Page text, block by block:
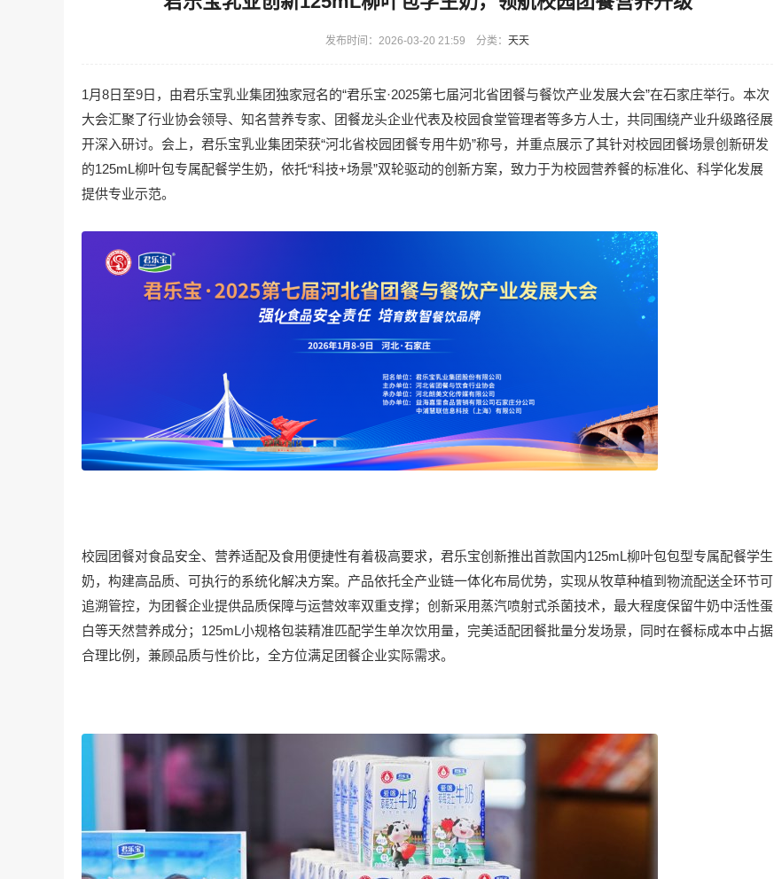
发布时间：2026-03-20 21:59 分类： 天天
1月8日至9日，由君乐宝乳业集团独家冠名的“君乐宝·2025第七届河北省团餐与餐饮产业发展大会”在石家庄举行。本次
大会汇聚了行业协会领导、知名营养专家、团餐龙头企业代表及校园食堂管理者等多方人士，共同围绕产业升级路径展
开深入研讨。会上，君乐宝乳业集团荣获“河北省校园团餐专用牛奶”称号，并重点展示了其针对校园团餐场景创新研发
的125mL柳叶包专属配餐学生奶，依托“科技+场景”双轮驱动的创新方案，致力于为校园营养餐的标准化、科学化发展
提供专业示范。
校园团餐对食品安全、营养适配及食用便捷性有着极高要求，君乐宝创新推出首款国内125mL柳叶包包型专属配餐学生
奶，构建高品质、可执行的系统化解决方案。产品依托全产业链一体化布局优势，实现从牧草种植到物流配送全环节可
追溯管控，为团餐企业提供品质保障与运营效率双重支撑；创新采用蒸汽喷射式杀菌技术，最大程度保留牛奶中活性蛋
白等天然营养成分；125mL小规格包装精准匹配学生单次饮用量，完美适配团餐批量分发场景，同时在餐标成本中占据
合理比例，兼顾品质与性价比，全方位满足团餐企业实际需求。